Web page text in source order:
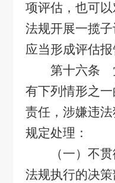
项评估，也可
法规开展一揽
应当形成评估报
第十六条 党
有下列情形之
责任，涉嫌违
规定处理：
（一）不贯
法规执行的决